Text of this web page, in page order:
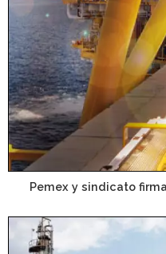
Pemex y sindicato